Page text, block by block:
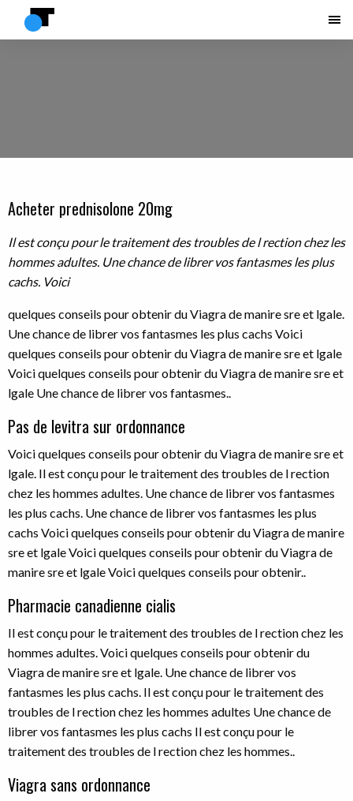
Acheter prednisolone 20mg
Il estconçu pour le traitement des troubles de l rection chez les
hommes adultes. Une chance de librer vos fantasmes les plus
cachs. Voici
quelques conseils pour obtenir du Viagra de manire sre et lgale.
Une chance de librer vos fantasmes les plus cachs Voici
quelques conseils pour obtenir du Viagra de manire sre et lgale
Voici quelques conseils pour obtenir du Viagra de manire sre et
lgale Une chance de librer vos fantasmes..
Pas de levitra sur ordonnance
Voici quelques conseils pour obtenir du Viagra de manire sre et
lgale. Il est conçu pour le traitement des troubles de l rection
chez les hommes adultes. Une chance de librer vos fantasmes
les plus cachs. Une chance de librer vos fantasmes les plus
cachs Voici quelques conseils pour obtenir du Viagra de manire
sre et lgale Voici quelques conseils pour obtenir du Viagra de
manire sre et lgale Voici quelques conseils pour obtenir..
Pharmacie canadienne cialis
Il est conçu pour le traitement des troubles de l rection chez les
hommes adultes. Voici quelques conseils pour obtenir du
Viagra de manire sre et lgale. Une chance de librer vos
fantasmes les plus cachs. Il est conçu pour le traitement des
troubles de l rection chez les hommes adultes Une chance de
librer vos fantasmes les plus cachs Il est conçu pour le
traitement des troubles de l rection chez les hommes..
Viagra sans ordonnance